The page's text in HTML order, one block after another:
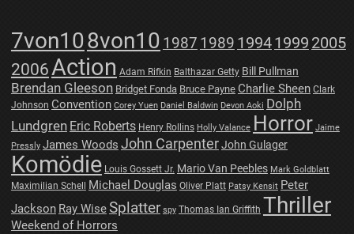
7von108von10 1987 1989 19941999 2005
2006Action Adam Rifkin Balthazar Getty Bill Pullman
Brendan Gleeson Bridget Fonda Bruce Payne Charlie Sheen Clark
Johnson Convention Corey Yuen Daniel Baldwin Devon Aoki Dolph
Lundgren Eric Roberts Henry Rollins Holly Valance Horror Jaime
Pressly James Woods John CarpenterJohn Gulager
Komödie Louis Gossett Jr. Mario Van Peebles Mark Goldblatt
Maximilian Schell Michael Douglas Oliver Platt Patsy Kensit Peter
Jackson Ray WiseSplatter spy Thomas Ian Griffith Thriller
Weekend of Horrors